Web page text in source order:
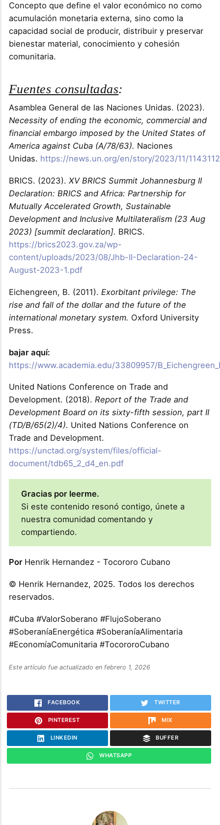
Concepto que define el valor económico no como
acumulación monetaria externa, sino como la
capacidad social de producir, distribuir y preservar
bienestar material, conocimiento y cohesión
comunitaria.
Fuentes consultadas:
Asamblea General de las Naciones Unidas. (2023).
Necessity of ending the economic, commercial and
financial embargo imposed by the United States of
America against Cuba (A/78/63). Naciones
Unidas. https://news.un.org/en/story/2023/11/1143112
BRICS. (2023). XV BRICS Summit Johannesburg II
Declaration: BRICS and Africa: Partnership for
Mutually Accelerated Growth, Sustainable
Development and Inclusive Multilateralism (23 Aug
2023) [summit declaration]. BRICS.
https://brics2023.gov.za/wp-
content/uploads/2023/08/Jhb-II-Declaration-24-
August-2023-1.pdf
Eichengreen, B. (2011). Exorbitant privilege: The
rise and fall of the dollar and the future of the
international monetary system. Oxford University
Press.
bajar aquí:
https://www.academia.edu/33809957/
United Nations Conference on Trade and
Development. (2018). Report of the Trade and
Development Board on its sixty-fifth session, part II
(TD/B/65(2)/4). United Nations Conference on
Trade and Development.
https://unctad.org/system/files/official-
document/tdb65_2_d4_en.pdf
Gracias por leerme.
Si este contenido resonó contigo, únete a
nuestra comunidad comentando y
compartiendo.
Por Henrik Hernandez - Tocororo Cubano
© Henrik Hernandez, 2025. Todos los derechos
reservados.
#Cuba #ValorSoberano #FlujoSoberano
#SoberaníaEnergética #SoberaníaAlimentaria
#EconomíaComunitaria #TocororoCubano
Este artículo fue actualizado en febrero 1, 2026
FACEBOOK TWITTER
PINTEREST MIX
LINKEDIN BUFFER
WHATSAPP